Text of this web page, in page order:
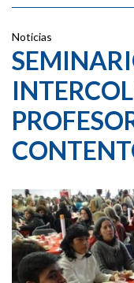
Noticias